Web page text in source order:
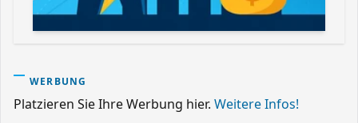
WERBUNG
Platzieren Sie Ihre Werbung hier. Weitere Infos!